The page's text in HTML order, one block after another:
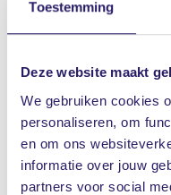
Toestemming
Deze website maakt
We gebruiken cookies
personaliseren, om
en om ons
informatie over jouw
partners voor social
Benieuwd naar
niet alleen naar cijfers,
wensen en
wat verstandig is in jouw